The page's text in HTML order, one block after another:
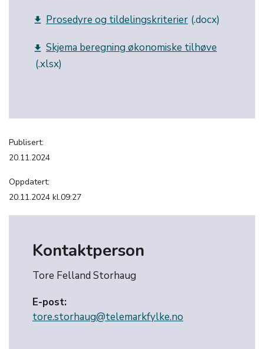
get_app Prosedyre og tildelingskriterier
get_app Skjema beregning økonomiske tilhøve
Publisert:
20.11.2024
Oppdatert:
20.11.2024 kl.09:27
Kontaktperson
Tore Felland Storhaug
E-post:
tore.storhaug@telemarkfylke.no